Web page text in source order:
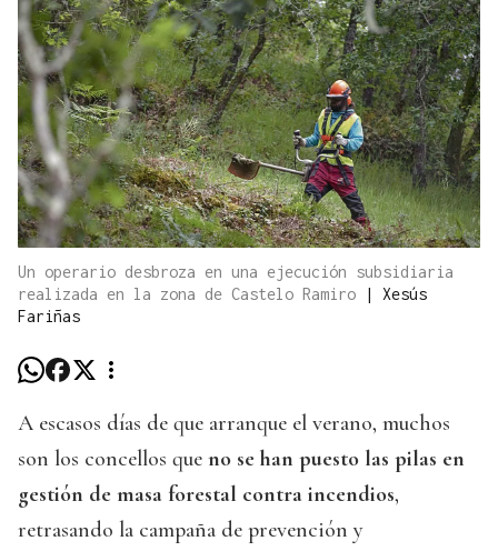
Un operario desbroza en una ejecución subsidiaria
realizada en la zona de Castelo Ramiro
| Xesús
Fariñas
A escasos días de que arranque el verano, muchos
son los concellos que no se han puesto las pilas en
gestión de masa forestal contra incendios,
retrasando la campaña de prevención y